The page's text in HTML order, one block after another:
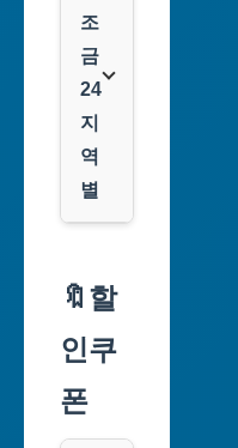
조
금
24
지
역
별
울
특
별
부
🔖할
인쿠
폰